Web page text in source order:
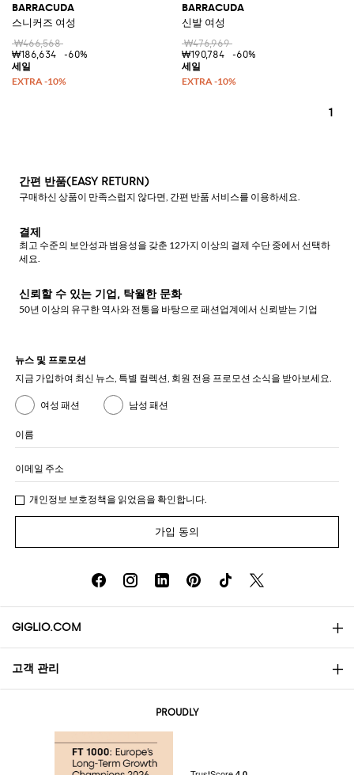
BARRACUDA
스니커즈 여성
₩466,568
₩186,634
-60%
BARRACUDA
신발 여성
₩476,969
₩190,784
-60%
1
간편 반품(EASY RETURN)
구매하신 상품이 만족스럽지 않다면, 간편 반품 서비스를 이용하세요.
결제
최고 수준의 보안성과 범용성을 갖춘 12가지 이상의 결제 수단 중에서 선택하
세요.
신뢰할 수 있는 기업, 탁월한 문화
50년 이상의 유구한 역사와 전통을 바탕으로 패션업계에서 신뢰받는 기업
뉴스 및 프로모션
지금 가입하여 최신 뉴스, 특별 컬렉션, 회원 전용 프로모션 소식을 받아보세요.
여성 패션 남성 패션
이름
이메일 주소
개인정보 보호정책을 읽었음을 확인합니다.
가입 동의
GIGLIO.COM
소개
고객 관리
PROUDLY